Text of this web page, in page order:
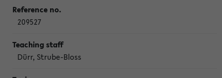
209527
Dürr, Strube-Bloss